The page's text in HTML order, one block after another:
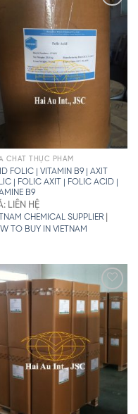
CHẤT THỰC PHẨM
FOLIC | VITAMIN B9 | AXIT
| FOLIC AXIT | FOLIC ACID |
B9
LIÊN HỆ
CHEMICAL SUPPLIER|
TO BUY IN VIETNAM